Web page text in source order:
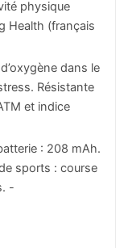
physique
Health (français
dans le
Résistante
et indice
: 208 mAh.
sports : course
-